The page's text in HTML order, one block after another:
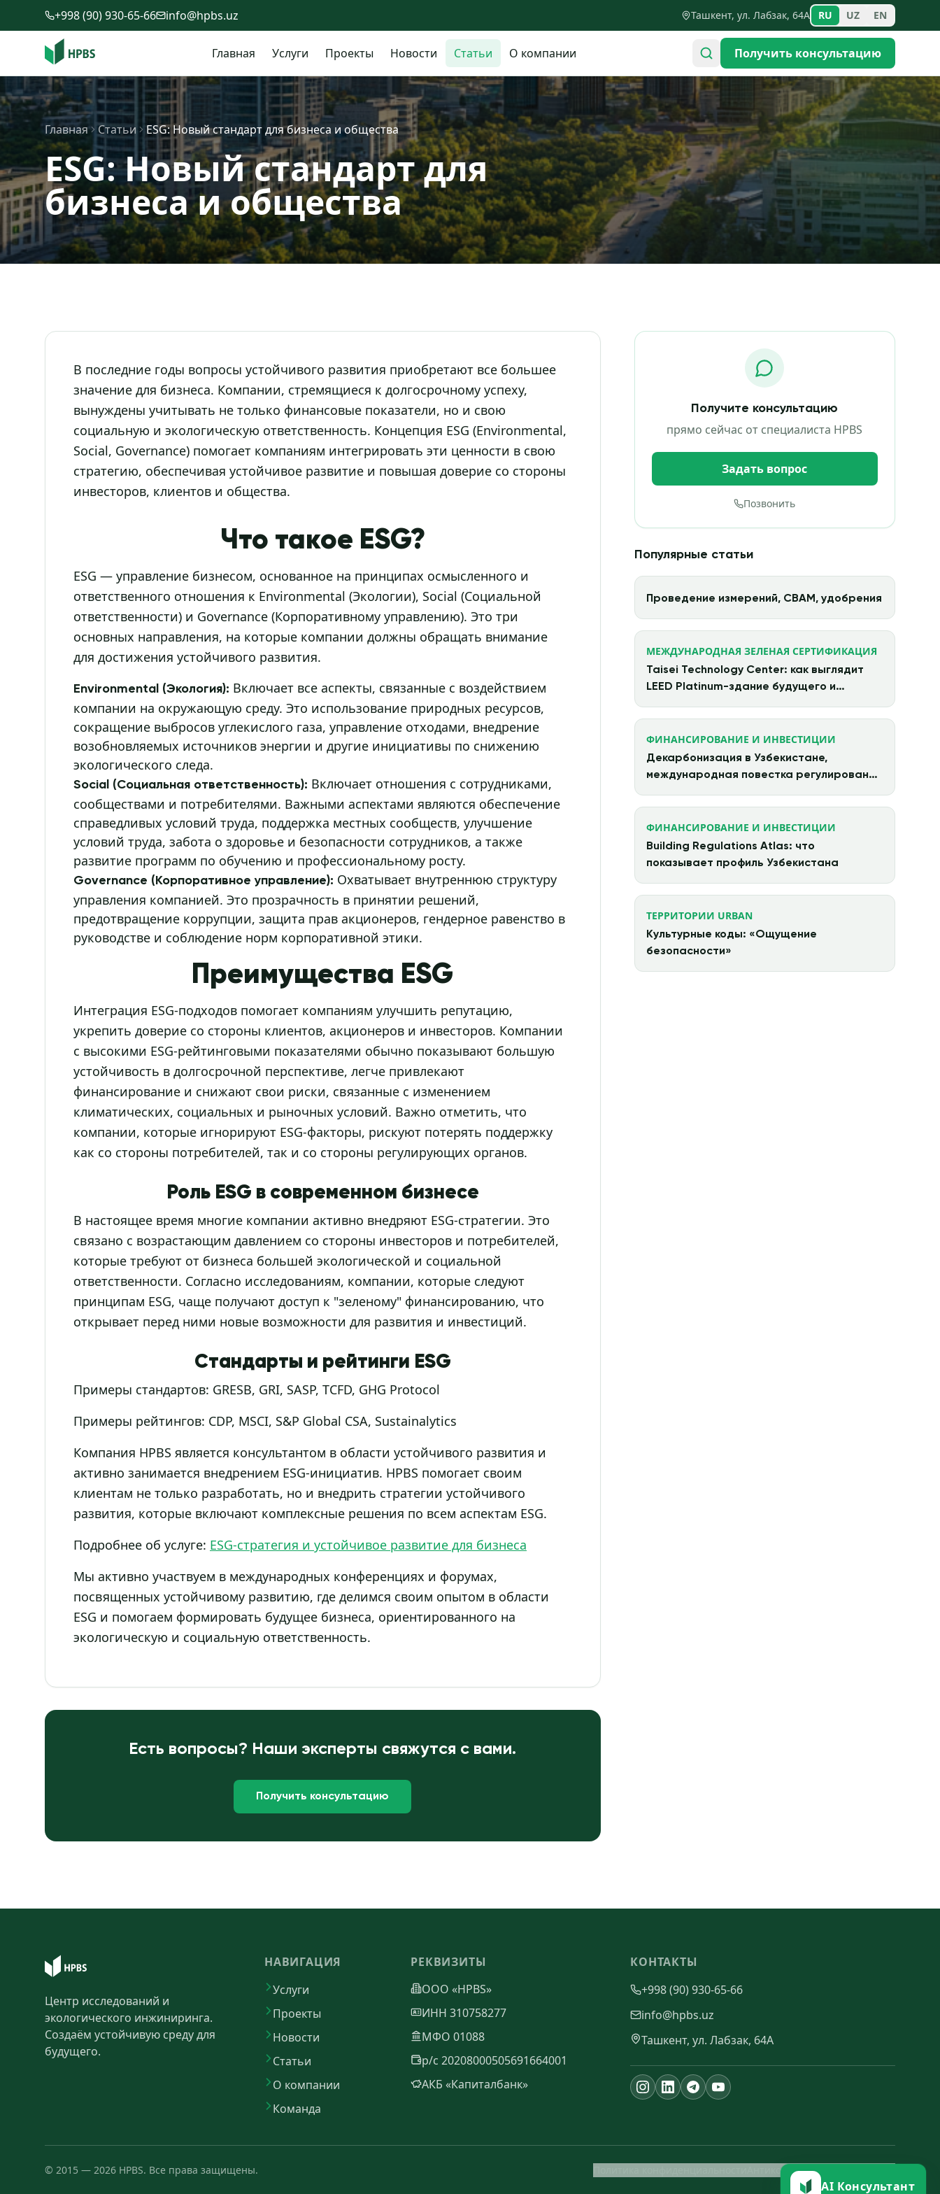
Перейти к содержимому
+998 (90) 930-65-66 info@hpbs.uz Ташкент, ул. Лабзак, 64А RU UZ EN
Главная Услуги Проекты Новости Статьи О компании Получить консультацию
Главная Статьи ESG: Новый стандарт для бизнеса и общества
ESG: Новый стандарт для
бизнеса и общества
В последние годы вопросы устойчивого развития приобретают все большее
значение для бизнеса. Компании, стремящиеся к долгосрочному успеху,
вынуждены учитывать не только финансовые показатели, но и свою
социальную и экологическую ответственность. Концепция ESG (Environmental,
Social, Governance) помогает компаниям интегрировать эти ценности в свою
стратегию, обеспечивая устойчивое развитие и повышая доверие со стороны
инвесторов, клиентов и общества.
Что такое ESG?
ESG — управление бизнесом, основанное на принципах осмысленного и
ответственного отношения к Environmental (Экологии), Social (Социальной
ответственности) и Governance (Корпоративному управлению). Это три
основных направления, на которые компании должны обращать внимание
для достижения устойчивого развития.
Environmental (Экология): Включает все аспекты, связанные с воздействием
компании на окружающую среду. Это использование природных ресурсов,
сокращение выбросов углекислого газа, управление отходами, внедрение
возобновляемых источников энергии и другие инициативы по снижению
экологического следа.
Social (Социальная ответственность): Включает отношения с сотрудниками,
сообществами и потребителями. Важными аспектами являются обеспечение
справедливых условий труда, поддержка местных сообществ, улучшение
условий труда, забота о здоровье и безопасности сотрудников, а также
развитие программ по обучению и профессиональному росту.
Governance (Корпоративное управление): Охватывает внутреннюю структуру
управления компанией. Это прозрачность в принятии решений,
предотвращение коррупции, защита прав акционеров, гендерное равенство в
руководстве и соблюдение норм корпоративной этики.
Преимущества ESG
Интеграция ESG-подходов помогает компаниям улучшить репутацию,
укрепить доверие со стороны клиентов, акционеров и инвесторов. Компании
с высокими ESG-рейтинговыми показателями обычно показывают большую
устойчивость в долгосрочной перспективе, легче привлекают
финансирование и снижают свои риски, связанные с изменением
климатических, социальных и рыночных условий. Важно отметить, что
компании, которые игнорируют ESG-факторы, рискуют потерять поддержку
как со стороны потребителей, так и со стороны регулирующих органов.
Роль ESG в современном бизнесе
В настоящее время многие компании активно внедряют ESG-стратегии. Это
связано с возрастающим давлением со стороны инвесторов и потребителей,
которые требуют от бизнеса большей экологической и социальной
ответственности. Согласно исследованиям, компании, которые следуют
принципам ESG, чаще получают доступ к "зеленому" финансированию, что
открывает перед ними новые возможности для развития и инвестиций.
Стандарты и рейтинги ESG
Примеры стандартов: GRESB, GRI, SASP, TCFD, GHG Protocol
Примеры рейтингов: CDP, MSCI, S&P Global CSA, Sustainalytics
Компания HPBS является консультантом в области устойчивого развития и
активно занимается внедрением ESG-инициатив. HPBS помогает своим
клиентам не только разработать, но и внедрить стратегии устойчивого
развития, которые включают комплексные решения по всем аспектам ESG.
Подробнее об услуге: ESG-стратегия и устойчивое развитие для бизнеса
Мы активно участвуем в международных конференциях и форумах,
посвященных устойчивому развитию, где делимся своим опытом в области
ESG и помогаем формировать будущее бизнеса, ориентированного на
экологическую и социальную ответственность.
Есть вопросы? Наши эксперты свяжутся с вами.
Получить консультацию
Получите консультацию
прямо сейчас от специалиста HPBS
Задать вопрос
Позвонить
Популярные статьи
Проведение измерений, CBAM, удобрения
МЕЖДУНАРОДНАЯ ЗЕЛЕНАЯ СЕРТИФИКАЦИЯ
Taisei Technology Center: как выглядит
LEED Platinum-здание будущего и
ФИНАНСИРОВАНИЕ И ИНВЕСТИЦИИ
Декарбонизация в Узбекистане,
международная повестка регулирования
ФИНАНСИРОВАНИЕ И ИНВЕСТИЦИИ
Building Regulations Atlas: что
показывает профиль Узбекистана
ТЕРРИТОРИИ URBAN
Культурные коды: «Ощущение
безопасности»
Центр исследований и
экологического инжиниринга.
Создаём устойчивую среду для
будущего.
НАВИГАЦИЯ
Услуги
Проекты
Новости
Статьи
О компании
Команда
РЕКВИЗИТЫ
ООО «HPBS»
ИНН 310758277
МФО 01088
р/с 20208000505691664001
АКБ «Капиталбанк»
КОНТАКТЫ
+998 (90) 930-65-66
info@hpbs.uz
Ташкент, ул. Лабзак, 64А
© 2015 — 2026 HPBS. Все права защищены. Антикоррупционная политика
AI Консультант